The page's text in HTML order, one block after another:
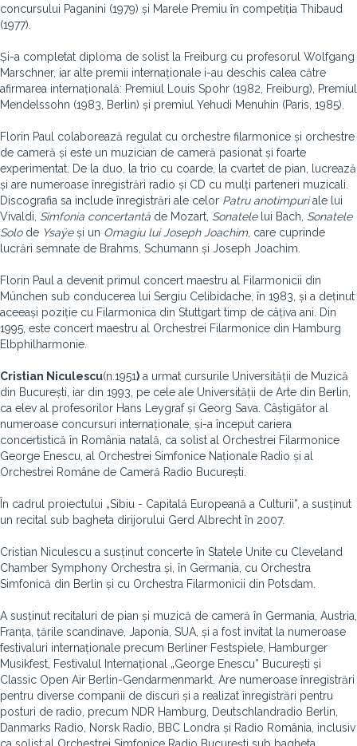
concursului Paganini (1979) și Marele Premiu în competiția Thibaud
(1977).
Și-a completat diploma de solist la Freiburg cu profesorul Wolfgang
Marschner, iar alte premii internaționale i-au deschis calea către
afirmarea internațională: Premiul Louis Spohr (1982, Freiburg), Premiul
Mendelssohn (1983, Berlin) și premiul Yehudi Menuhin (Paris, 1985).
Florin Paul colaborează regulat cu orchestre filarmonice și orchestre
de cameră și este un muzician de cameră pasionat și foarte
experimentat. De la duo, la trio cu coarde, la cvartet de pian, lucrează
și are numeroase înregistrări radio și CD cu mulți parteneri muzicali.
Discografia sa include înregistrări ale celor Patru anotimpuriale lui
Vivaldi, Simfonia concertantă de Mozart, Sonatelelui Bach, Sonatele
Solode Ysaÿeși un Omagiu lui Joseph Joachim, care cuprinde
lucrări semnate de Brahms, Schumann și Joseph Joachim.
Florin Paul a devenit primul concert maestru al Filarmonicii din
München sub conducerea lui Sergiu Celibidache, în 1983, și a deținut
aceeași poziție cu Filarmonica din Stuttgart timp de câțiva ani. Din
1995, este concert maestru al Orchestrei Filarmonice din Hamburg
Elbphilharmonie.
Cristian Niculescu(n.1951) a urmat cursurile Universității de Muzică
din București, iar din 1993, pe cele ale Universității de Arte din Berlin,
ca elev al profesorilor Hans Leygraf și Georg Sava. Câștigător al
numeroase concursuri internaționale, și-a început cariera
concertistică în România natală, ca solist al Orchestrei Filarmonice
George Enescu, al Orchestrei Simfonice Naționale Radio și al
Orchestrei Române de Cameră Radio București.
În cadrul proiectului „Sibiu - Capitală Europeană a Culturii”, a susținut
un recital sub bagheta dirijorului Gerd Albrecht în 2007.
Cristian Niculescu a susținut concerte în Statele Unite cu Cleveland
Chamber Symphony Orchestra și, în Germania, cu Orchestra
Simfonică din Berlin și cu Orchestra Filarmonicii din Potsdam.
A susținut recitaluri de pian și muzică de cameră în Germania, Austria,
Franța, țările scandinave, Japonia, SUA, și a fost invitat la numeroase
festivaluri internaționale precum Berliner Festspiele, Hamburger
Musikfest, Festivalul Internațional „George Enescu” București și
Classic Open Air Berlin-Gendarmenmarkt. Are numeroase înregistrări
pentru diverse companii de discuri și a realizat înregistrări pentru
posturi de radio, precum NDR Hamburg, Deutschlandradio Berlin,
Danmarks Radio, Norsk Radio, BBC Londra și Radio România, inclusiv